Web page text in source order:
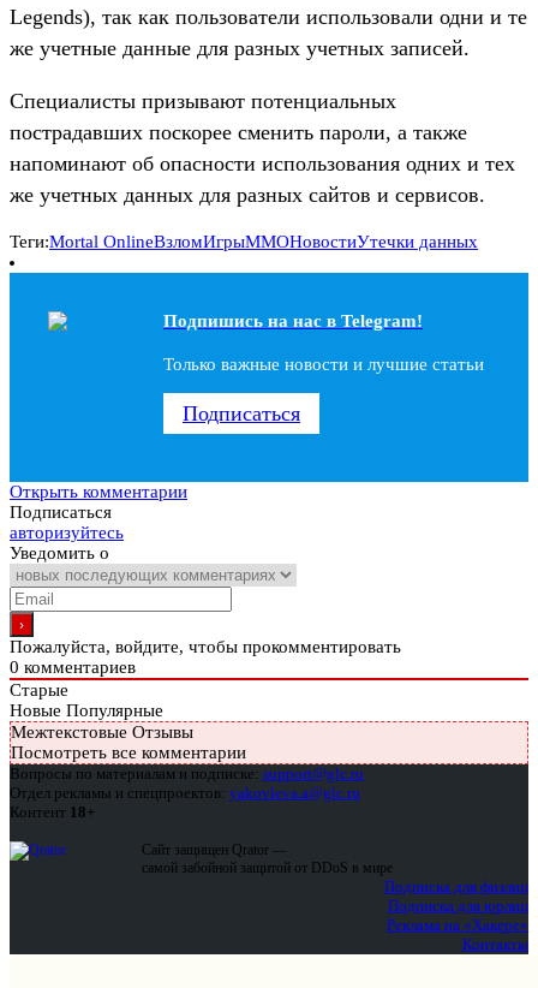
Legends), так как пользователи использовали одни и те
же учетные данные для разных учетных записей.
Специалисты призывают потенциальных
пострадавших поскорее сменить пароли, а также
напоминают об опасности использования одних и тех
же учетных данных для разных сайтов и сервисов.
Теги:Mortal OnlineВзломИгрыММОНовостиУтечки данных
Подпишись на наc в Telegram!
Только важные новости и лучшие статьи
Подписаться
Открыть комментарии
Подписаться
авторизуйтесь
Уведомить о
Пожалуйста, войдите, чтобы прокомментировать
0 комментариев
Старые
Новые Популярные
Межтекстовые Отзывы
Посмотреть все комментарии
Вопросы по материалам и подписке: support@glc.ru
Отдел рекламы и спецпроектов: yakovleva.a@glc.ru
Контент 18+
Сайт защищен Qrator —
самой забойной защитой от DDoS в мире
Подписка для физлиц
Подписка для юрлиц
Реклама на «Хакере»
Контакты